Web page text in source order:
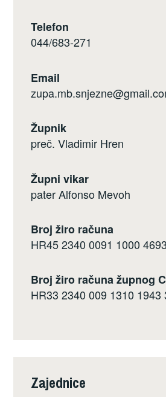
Telefon
044/683-271
Email
Župnik
preč. Vladimir Hren
Župni vikar
pater Alfonso Mevoh
Broj žiro računa
HR45 2340 0091 1000
Broj žiro računa župnog
HR33 2340 009 1310 1943
Zajednice